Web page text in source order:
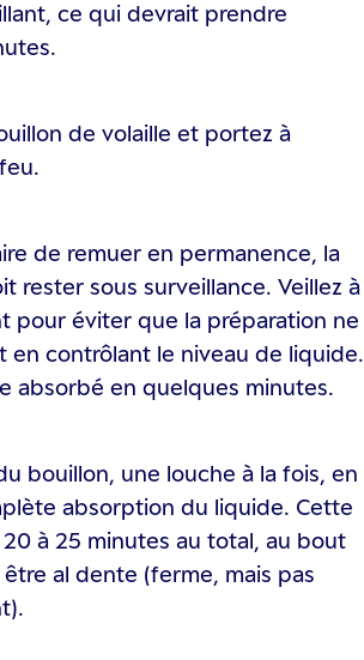
ce qui devrait prendre
de volaille et portez à
de remuer en permanence, la
rester sous surveillance. Veillez à
pour éviter que la préparation ne
en contrôlant le niveau de liquide.
absorbé en quelques minutes.
bouillon, une louche à la fois, en
absorption du liquide. Cette
à 25 minutes au total, au bout
al dente (ferme, mais pas